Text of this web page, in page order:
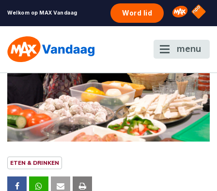
Welkom op MAX Vandaag Word lid Omroep
NPO
menu
ETEN & DRINKEN